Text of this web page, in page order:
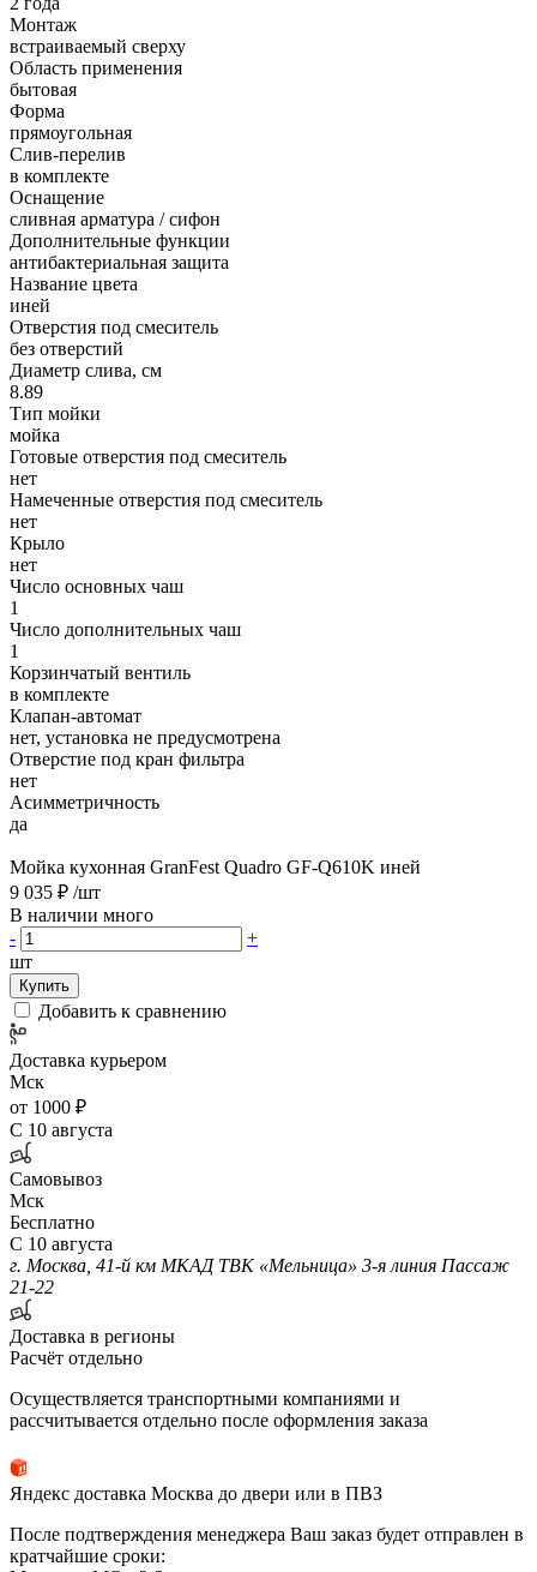
Монтаж
встраиваемый сверху
Область применения
бытовая
Форма
прямоугольная
Слив-перелив
в комплекте
Оснащение
сливная арматура / сифон
Дополнительные функции
антибактериальная защита
Название цвета
иней
Отверстия под смеситель
без отверстий
Диаметр слива, см
8.89
Тип мойки
мойка
Готовые отверстия под смеситель
нет
Намеченные отверстия под смеситель
нет
Крыло
нет
Число основных чаш
1
Число дополнительных чаш
1
Корзинчатый вентиль
в комплекте
Клапан-автомат
нет, установка не предусмотрена
Отверстие под кран фильтра
нет
Асимметричность
да
Мойка кухонная GranFest Quadro GF-Q610K иней
9 035 ₽ /шт
В наличии много
-
+
шт
Купить
Добавить к сравнению
Доставка курьером
Мск
от 1000 ₽
С 10 августа
Самовывоз
Мск
Бесплатно
С 10 августа
г. Москва, 41-й км МКАД ТВК «Мельница» 3-я линия Пассаж
21-22
Доставка в регионы
Расчёт отдельно
Осуществляется транспортными компаниями и
рассчитывается отдельно после оформления заказа
Яндекс доставка Москва до двери или в ПВЗ
После подтверждения менеджера Ваш заказ будет отправлен в
кратчайшие сроки: